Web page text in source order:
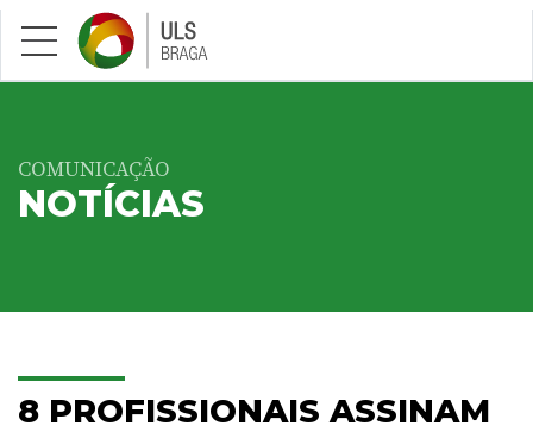
Saltar para conteúdo principal
COMUNICAÇÃO
NOTÍCIAS
8 PROFISSIONAIS ASSINAM